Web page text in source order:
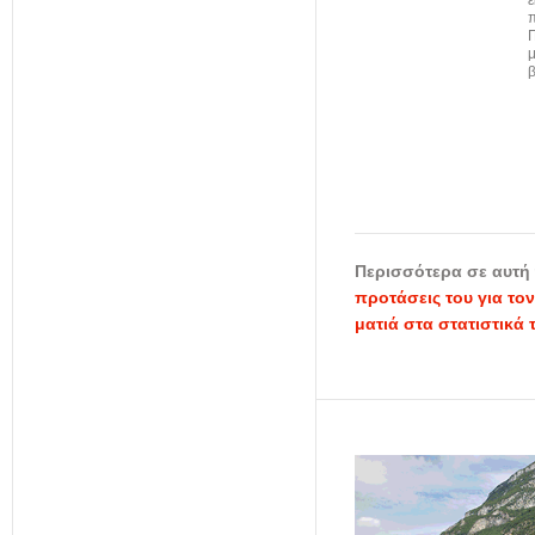
Περισσότερα σε αυτή
προτάσεις του για
ματιά στα